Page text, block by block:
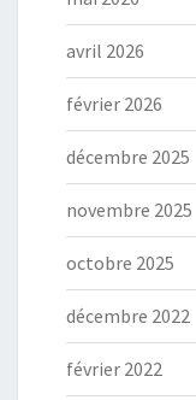
avril 2026
février 2026
décembre 2025
novembre 2025
octobre 2025
décembre 2022
février 2022